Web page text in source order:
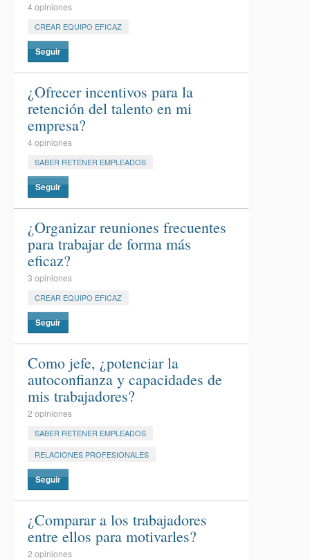
4 opiniones
CREAR EQUIPO EFICAZ
Seguir
¿Ofrecer incentivos para la
retención del talento en mi
empresa?
4 opiniones
SABER RETENER EMPLEADOS
Seguir
¿Organizar reuniones frecuentes
para trabajar de forma más
eficaz?
3 opiniones
CREAR EQUIPO EFICAZ
Seguir
Como jefe, ¿potenciar la
autoconfianza y capacidades de
mis trabajadores?
2 opiniones
SABER RETENER EMPLEADOS
RELACIONES PROFESIONALES
Seguir
¿Comparar a los trabajadores
entre ellos para motivarles?
2 opiniones